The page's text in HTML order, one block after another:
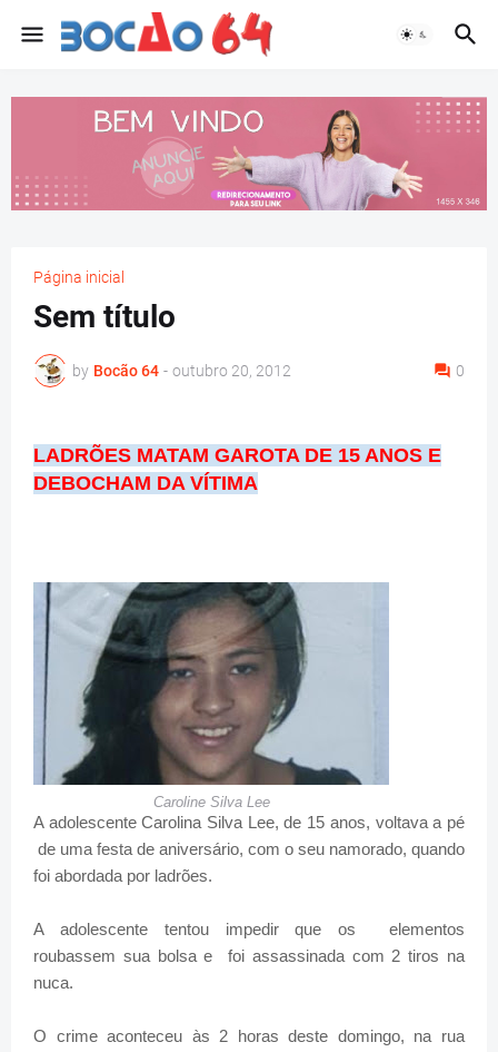
Página inicial
Sem título
by Bocão 64 - outubro 20, 2012 0
LADRÕES MATAM GAROTA DE 15 ANOS E
DEBOCHAM DA VÍTIMA
Caroline Silva Lee
A adolescente Carolina Silva Lee, de 15 anos, voltava a pé
de uma festa de aniversário, com o seu namorado, quando
foi abordada por ladrões.
A adolescente tentou impedir que os elementos
roubassem sua bolsa e foi assassinada com 2 tiros na
nuca.
O crime aconteceu às 2 horas deste domingo, na rua